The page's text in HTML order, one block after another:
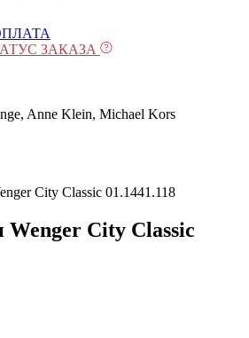
ЗАКАЗА
Anne Klein, Michael Kors
City Classic 01.1441.118
City Classic